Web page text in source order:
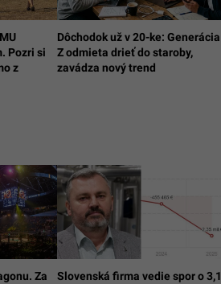
Pozri si
z
Dôchodok už v 20-ke: Generácia
Z odmieta drieť do staroby,
zavádza nový trend
Za
Slovenská firma vedie spor o 3,1